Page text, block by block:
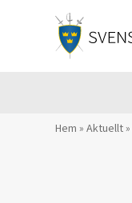
Hem » Aktuellt»